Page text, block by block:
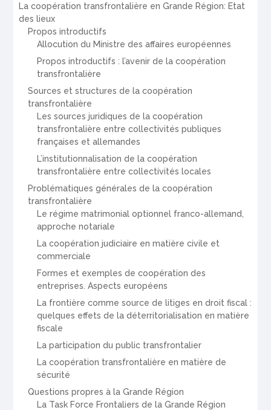
La coopération transfrontalière en Grande Région: Etat
des lieux
Propos introductifs
Allocution du Ministre des affaires européennes
Propos introductifs : l’avenir de la coopération
transfrontalière
Sources et structures de la coopération
transfrontalière
Les sources juridiques de la coopération
transfrontalière entre collectivités publiques
françaises et allemandes
L’institutionnalisation de la coopération
transfrontalière entre collectivités locales
Problématiques générales de la coopération
transfrontalière
Le régime matrimonial optionnel franco-allemand,
approche notariale
La coopération judiciaire en matière civile et
commerciale
Formes et exemples de coopération des
entreprises. Aspects européens
La frontière comme source de litiges en droit fiscal :
quelques effets de la déterritorialisation en matière
fiscale
La participation du public transfrontalier
La coopération transfrontalière en matière de
sécurité
Questions propres à la Grande Région
La Task Force Frontaliers de la Grande Région